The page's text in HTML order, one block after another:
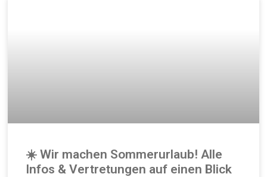
☀️ Wir machen Sommerurlaub! Alle
Infos & Vertretungen auf einen Blick